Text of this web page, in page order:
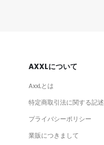
AXXLについて
AxxLとは
特定商取引法に関する記述
プライバシーポリシー
業販につきまして